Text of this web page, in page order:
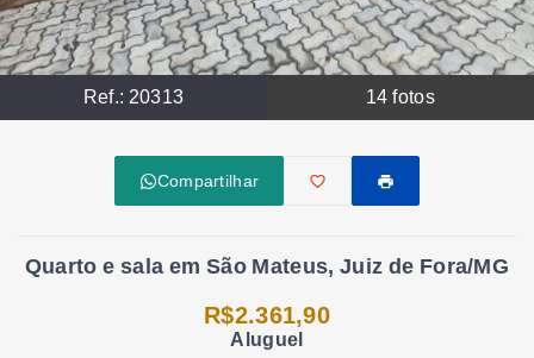
Ref.: 20313 14 fotos
Compartilhar
Quarto e sala em São Mateus, Juiz de Fora/MG
R$2.361,90
Aluguel